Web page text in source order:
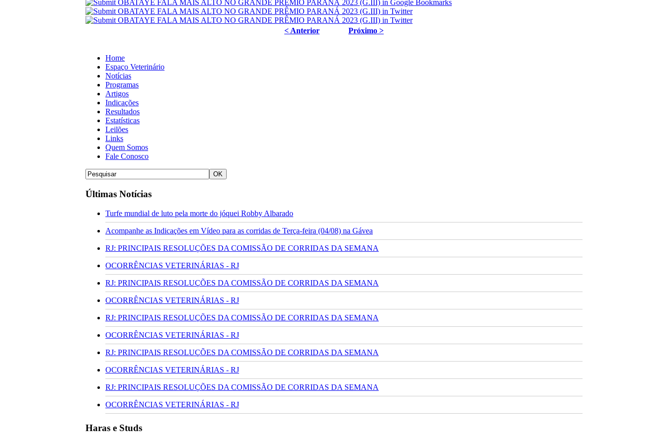
< Anterior Próximo >
Home
Espaço Veterinário
Notícias
Programas
Artigos
Indicações
Resultados
Estatísticas
Leilões
Links
Quem Somos
Fale Conosco
Últimas Notícias
Turfe mundial de luto pela morte do jóquei Robby Albarado
Acompanhe as Indicações em Vídeo para as corridas de Terça-feira (04/08) na Gávea
RJ: PRINCIPAIS RESOLUÇÕES DA COMISSÃO DE CORRIDAS DA SEMANA
OCORRÊNCIAS VETERINÁRIAS - RJ
RJ: PRINCIPAIS RESOLUÇÕES DA COMISSÃO DE CORRIDAS DA SEMANA
OCORRÊNCIAS VETERINÁRIAS - RJ
RJ: PRINCIPAIS RESOLUÇÕES DA COMISSÃO DE CORRIDAS DA SEMANA
OCORRÊNCIAS VETERINÁRIAS - RJ
RJ: PRINCIPAIS RESOLUÇÕES DA COMISSÃO DE CORRIDAS DA SEMANA
OCORRÊNCIAS VETERINÁRIAS - RJ
RJ: PRINCIPAIS RESOLUÇÕES DA COMISSÃO DE CORRIDAS DA SEMANA
OCORRÊNCIAS VETERINÁRIAS - RJ
Haras e Studs